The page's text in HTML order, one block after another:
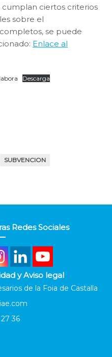
cumplan ciertos criterios
sobre el
se puede
Enlace al
Descarga
SUBVENCION
Redes Sociales
y Aviso legal
de la Foia de Castalla
36